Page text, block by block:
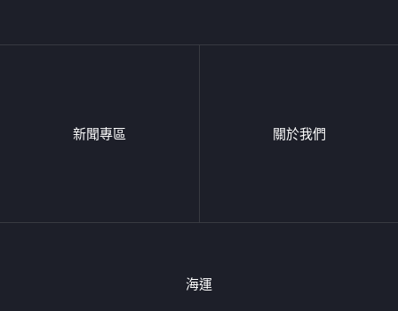
新聞專區 關於我們
海運